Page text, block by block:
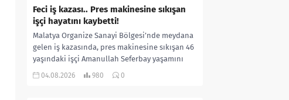
Feci iş kazası.. Pres makinesine sıkışan
işçi hayatını kaybetti!
Malatya Organize Sanayi Bölgesi’nde meydana
gelen iş kazasında, pres makinesine sıkışan 46
yaşındaki işçi Amanullah Seferbay yaşamını
yitirdi. Olayla ilgili...
04.08.2026 980 0